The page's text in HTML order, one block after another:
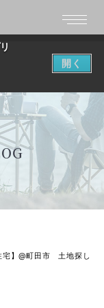
宅】@町田市 土地探し
開く